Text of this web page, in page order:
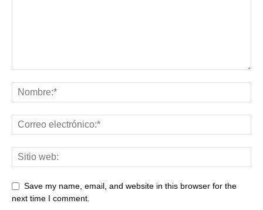
Save my name, email, and website in this browser for the
next time I comment.